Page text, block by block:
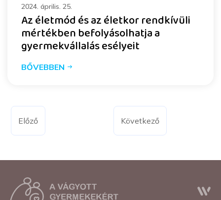
2024. április. 25.
Az életmód és az életkor rendkívüli
mértékben befolyásolhatja a
gyermekvállalás esélyeit
BŐVEBBEN
Előző Következő